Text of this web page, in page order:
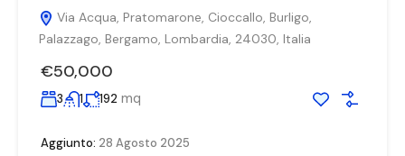
Via Acqua, Pratomarone, Cioccallo, Burligo,
Palazzago, Bergamo, Lombardia, 24030, Italia
€50,000
3 1 192 mq
Aggiunto: 28 Agosto 2025